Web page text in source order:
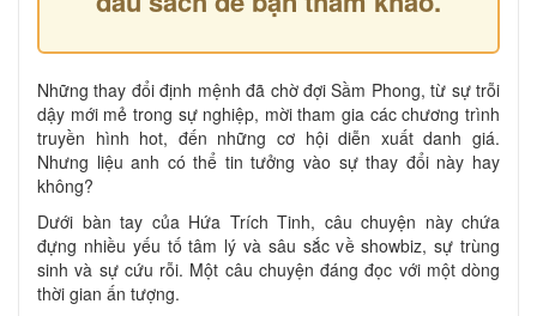
Những thay đổi định mệnh đã chờ đợi Sầm Phong, từ sự trỗi
dậy mới mẻ trong sự nghiệp, mời tham gia các chương trình
truyền hình hot, đến những cơ hội diễn xuất danh giá.
Nhưng liệu anh có thể tin tưởng vào sự thay đổi này hay
không?
Dưới bàn tay của Hứa Trích Tinh, câu chuyện này chứa
đựng nhiều yếu tố tâm lý và sâu sắc về showbiz, sự trùng
sinh và sự cứu rỗi. Một câu chuyện đáng đọc với một dòng
thời gian ấn tượng.